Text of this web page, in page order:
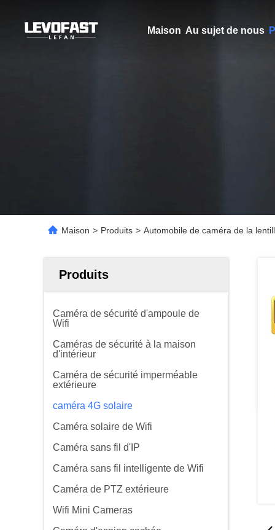
Maison Au sujet de nous
Maison > Produits > Automobile de caméra de la
Produits
Caméra de sécurité d'ampoule de
Wifi
Caméras de sécurité à la maison
d'intérieur
Caméra de sécurité imperméable
extérieure
caméra 4G solaire
Caméra solaire de Wifi
Caméra sans fil d'IP
Caméra sans fil intelligente de Wifi
Caméra de PTZ extérieure
Wifi Mini Cameras